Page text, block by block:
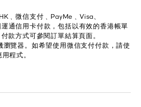
微信支付﹑PayMe﹑Visa、
通信用卡付款，包括以有效的香港帳單
款方式可參閱訂單結算頁面。
覽器。如希望使用微信支付付款，請使
程式。